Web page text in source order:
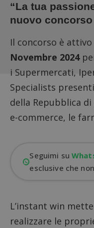
“La tua
nuovo
Il concorso è attivo
Novembre 2024
i Supermercati,
Specialists
della Repubblica di
e-commerce, le
Seguimi su
esclusive che
L’instant win
realizzare le